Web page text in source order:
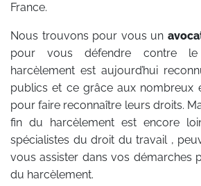
France.
Nous trouvons pour vous un
pour vous défendre contre le
harcèlement est aujourd’hui
publics et ce grâce aux nombreux
pour faire reconnaître leurs droits.
fin du harcèlement est encore
spécialistes du droit du travail ,
vous assister dans vos démarches
du harcèlement.